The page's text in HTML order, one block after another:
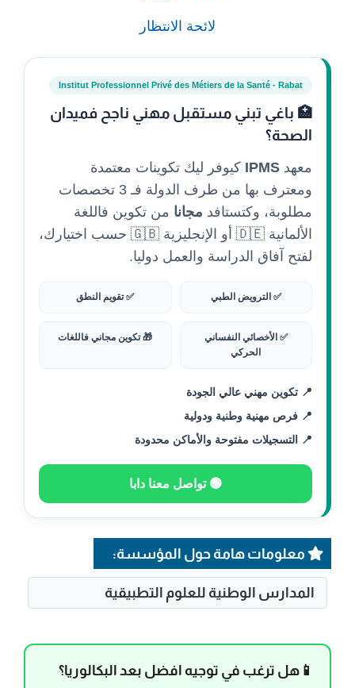
لائحة الانتظار
Institut Professionnel Privé des Métiers de la Santé - Rabat
🏥 باغي تبني مستقبل مهني ناجح فميدان
الصحة؟
معهد IPMS كيوفر ليك تكوينات معتمدة
ومعترف بها من طرف الدولة فـ 3 تخصصات
مطلوبة، وكتستافد مجانا من تكوين فاللغة
الألمانية 🇩🇪 أو الإنجليزية 🇬🇧 حسب اختيارك،
لفتح آفاق الدراسة والعمل دوليا.
✅ الترويض الطبي ✅ تقويم النطق
✅ الأخصائي النفساني
الحركي
🎁 تكوين مجاني فاللغات
📍 تكوين مهني عالي الجودة
📍 فرص مهنية وطنية ودولية
📍 التسجيلات مفتوحة والأماكن محدودة
🟢 تواصل معنا دابا
معلومات هامة حول المؤسسة:
المدارس الوطنية للعلوم التطبيقية
📱هل ترغب في توجيه افضل بعد البكالوريا؟